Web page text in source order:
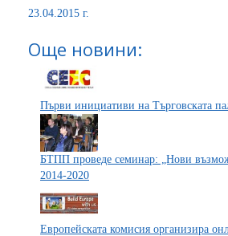
23.04.2015 г.
Още новини:
Първи инициативи на Търговската
БТПП проведе семинар: „Нови
2014-2020
Европейската комисия организира